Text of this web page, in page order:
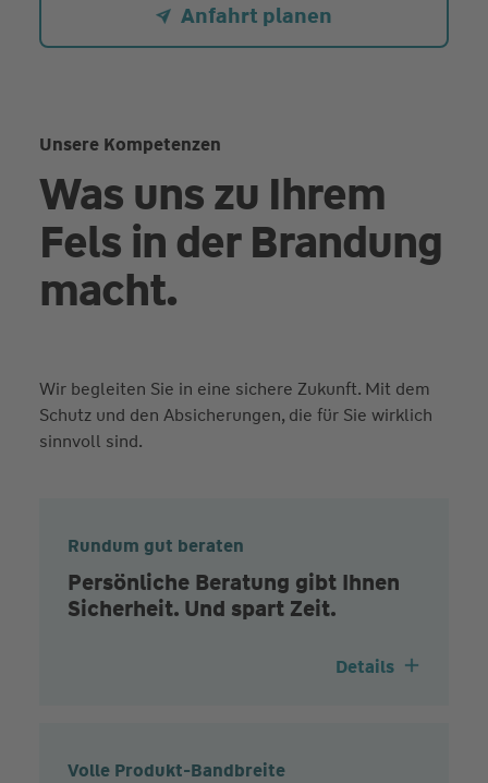
Anfahrt planen
Unsere Kompetenzen
Was uns zu Ihrem
Fels in der Brandung
macht.
Wir begleiten Sie in eine sichere Zukunft. Mit dem
Schutz und den Absicherungen, die für Sie wirklich
sinnvoll sind.
Rundum gut beraten
Persönliche Beratung gibt Ihnen
Sicherheit. Und spart Zeit.
Details
Volle Produkt-Bandbreite